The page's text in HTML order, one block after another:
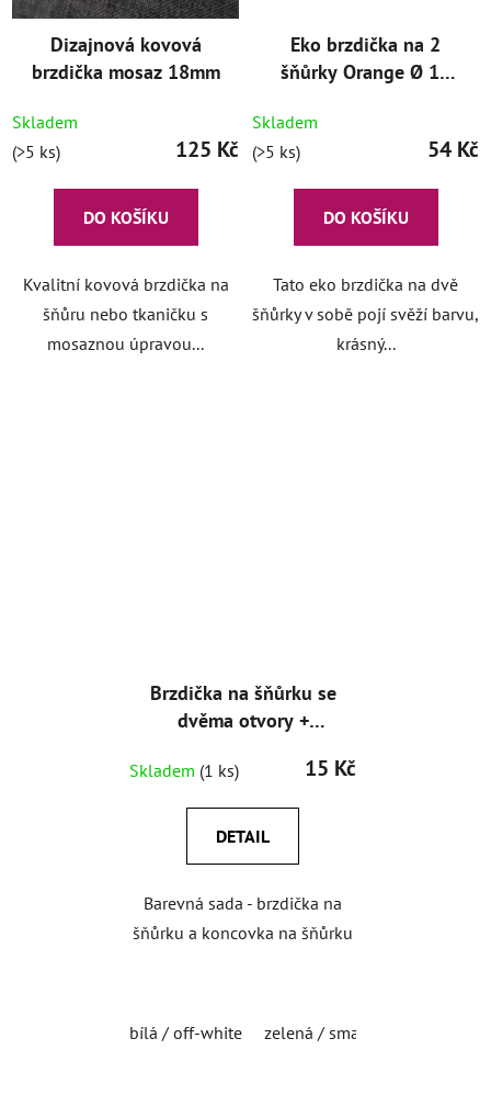
Dizajnová kovová
brzdička mosaz 18mm
Skladem
(>5 ks)
125 Kč
DO KOŠÍKU
Kvalitní kovová brzdička na
šňůru nebo tkaničku s
mosaznou úpravou...
Eko brzdička na 2
šňůrky Orange Ø 13
Skladem
(>5 ks)
54 Kč
DO KOŠÍKU
Tato eko brzdička na dvě
šňůrky v sobě pojí svěží barvu,
krásný...
Brzdička na šňůrku se
dvěma otvory +
sada 4ks
Skladem (1 ks) 15 Kč
DETAIL
Barevná sada - brzdička na
šňůrku a koncovka na šňůrku
bílá / off-white zelená / smaragdová